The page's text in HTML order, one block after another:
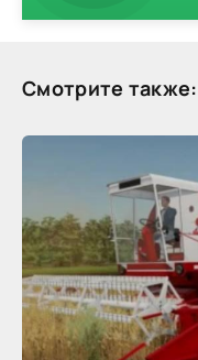
Смотрите также: